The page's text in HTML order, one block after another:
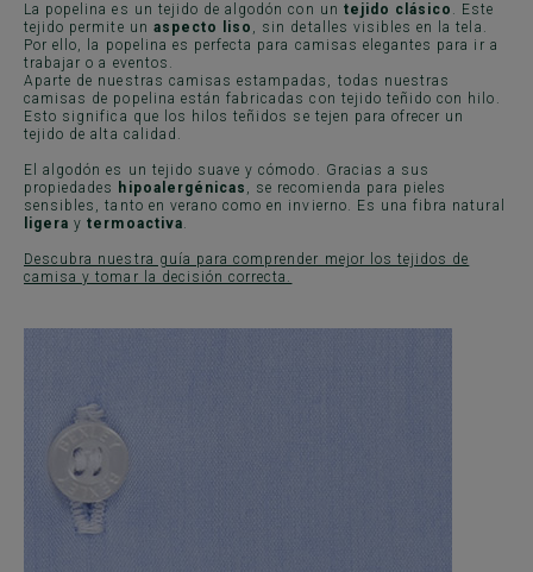
La popelina es un tejido de algodón con un tejido clásico . Este
tejido permite un aspecto liso , sin detalles visibles en la tela.
Por ello, la popelina es perfecta para camisas elegantes para ir a
trabajar o a eventos.
Aparte de nuestras camisas estampadas, todas nuestras
camisas de popelina están fabricadas con tejido teñido con hilo.
Esto significa que los hilos teñidos se tejen para ofrecer un
tejido de alta calidad.
El algodón es un tejido suave y cómodo. Gracias a sus
propiedades hipoalergénicas , se recomienda para pieles
sensibles, tanto en verano como en invierno. Es una fibra natural
ligera ytermoactiva.
Descubra nuestra guía para comprender mejor los tejidos de
camisa y tomar la decisión correcta.